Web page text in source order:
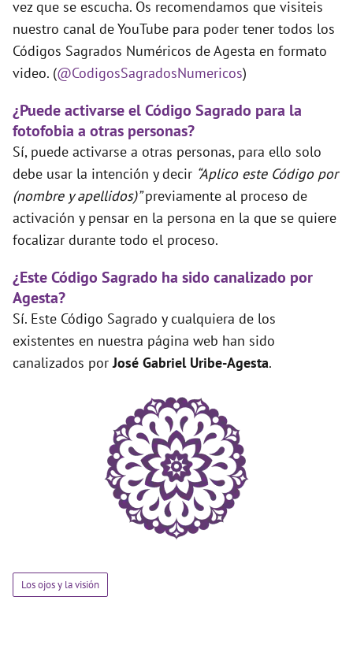
vez que se escucha. Os recomendamos que visiteis
nuestro canal de YouTube para poder tener todos los
Códigos Sagrados Numéricos de Agesta en formato
video. (@CodigosSagradosNumericos)
¿Puede activarse el Código Sagrado para la
fotofobia a otras personas?
Sí, puede activarse a otras personas, para ello solo
debe usar la intención y decir “Aplico este Código por
(nombre y apellidos)”previamente al proceso de
activación y pensar en la persona en la que se quiere
focalizar durante todo el proceso.
¿Este Código Sagrado ha sido canalizado por
Agesta?
Sí. Este Código Sagrado y cualquiera de los
existentes en nuestra página web han sido
canalizados porJosé Gabriel Uribe-Agesta.
Los ojos y la visión